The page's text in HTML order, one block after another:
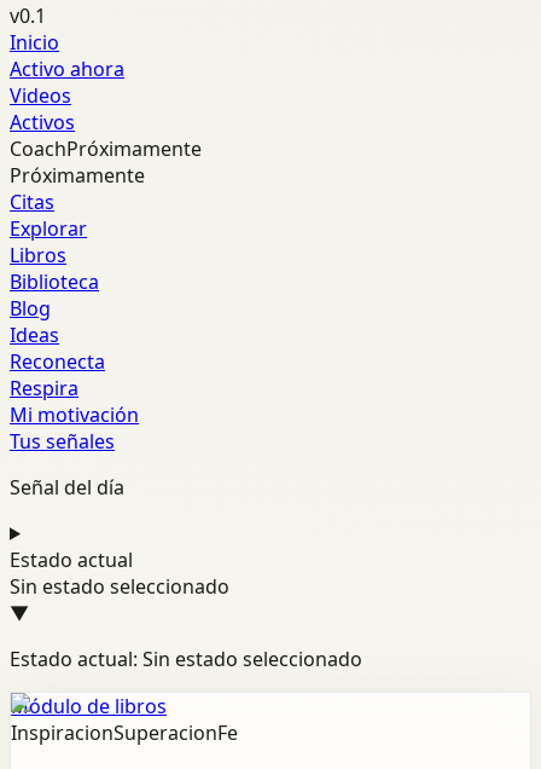
v0.1
Inicio
Activo ahora
Videos
Activos
CoachPróximamente
Próximamente
Citas
Explorar
Libros
Biblioteca
Blog
Ideas
Reconecta
Respira
Mi motivación
Tus señales
Señal del día
Estado actual
Sin estado seleccionado
▼
Estado actual: Sin estado seleccionado
Módulo de libros
InspiracionSuperacionFe